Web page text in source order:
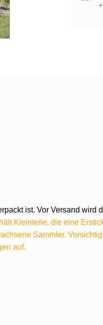
ist. Vor Versand
Kleinteile, die eine
Sammler.
auf.